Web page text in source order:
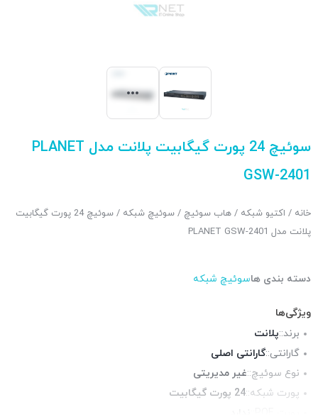
سوئیچ 24 پورت گیگابیت پلانت مدل PLANET
GSW-2401
خانه / اکتیو شبکه / هاب سوئیچ / سوئیچ شبکه
/ سوئیچ 24 پورت گیگابیت
پلانت مدل PLANET GSW-2401
دسته بندی هاسوئیچ شبکه
ویژگی‌ها
برند::پلانت
گارانتی::گارانتی اصلی
نوع سوئیچ::غیر مدیریتی
پورت شبکه::24 پورت گیگابیت